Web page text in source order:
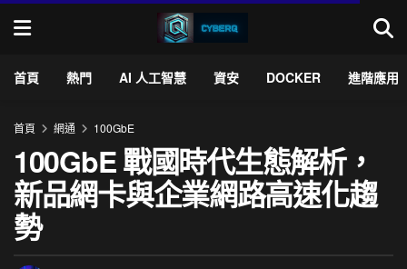
首頁 熱門 AI 人工智慧 資安 DOCKER 進階應用
首頁 網通 100GbE
100GbE 戰國時代生態解析，
新品網卡與企業網路高速化趨
勢